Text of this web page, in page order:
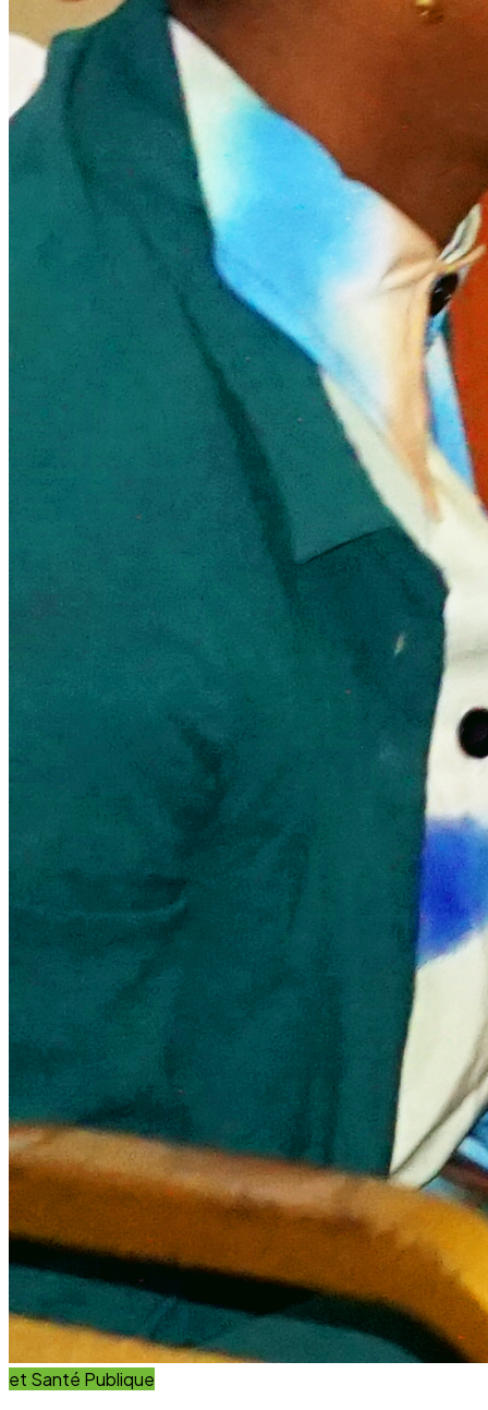
et Innovation
Éducation
Innover avec des solutions éducatives innovantes et
durables.
Découvrir nos projets En savoir plus
Impact Global
+15 Ans
D'engagement au service du développement durable.
Communauté